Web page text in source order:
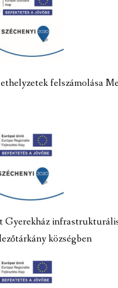
felszámolása
Gyerekház
községben